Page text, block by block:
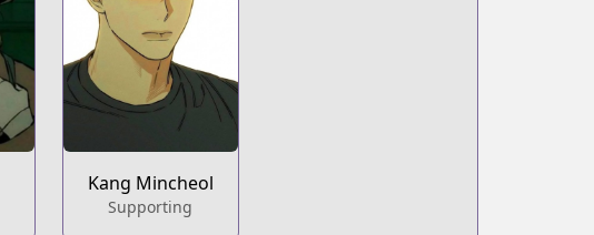
Kang Mincheol
Supporting